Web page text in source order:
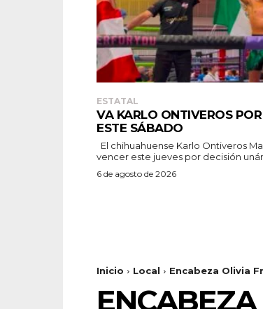
ESTATAL
VA KARLO ONTIVEROS
ESTE SÁBADO
vencer este jueves por decisión
6 de agosto de 2026